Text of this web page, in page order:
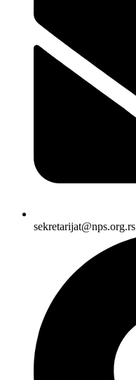
sekretarijat@nps.org.rs